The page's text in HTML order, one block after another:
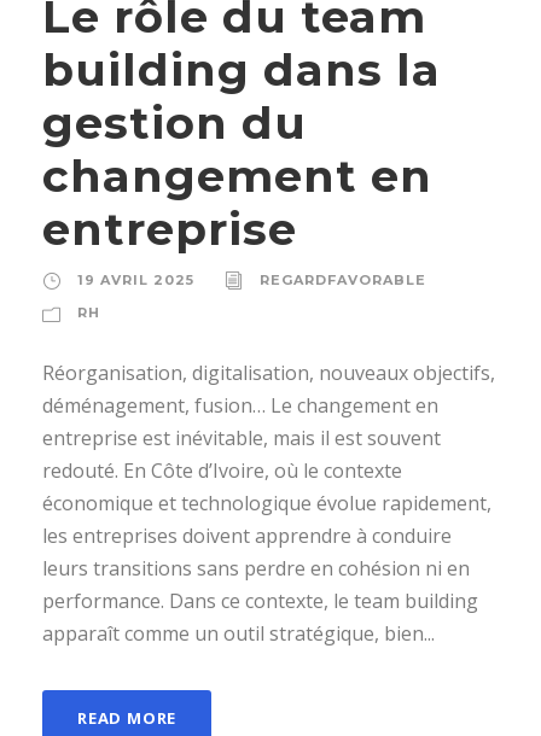
Le rôle du team
building dans la
gestion du
changement en
entreprise
19 AVRIL 2025
REGARDFAVORABLE
RH
Réorganisation, digitalisation, nouveaux objectifs,
déménagement, fusion… Le changement en
entreprise est inévitable, mais il est souvent
redouté. En Côte d’Ivoire, où le contexte
économique et technologique évolue rapidement,
les entreprises doivent apprendre à conduire
leurs transitions sans perdre en cohésion ni en
performance. Dans ce contexte, le team building
apparaît comme un outil stratégique, bien...
READ MORE